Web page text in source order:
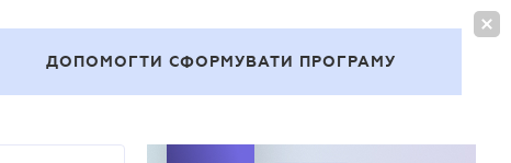
ДОПОМОГТИ СФОРМУВАТИ ПРОГРАМУ